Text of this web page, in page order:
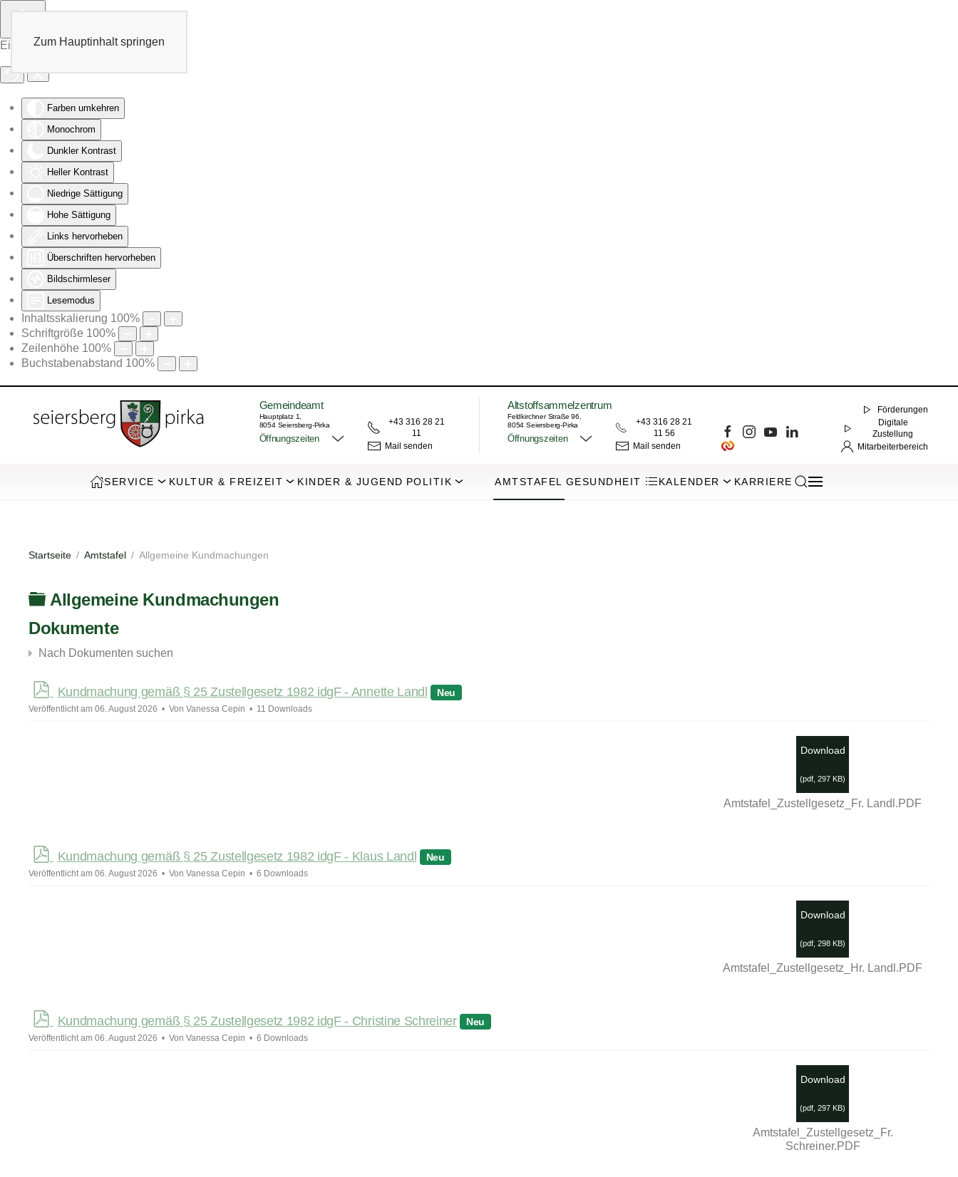
Eingabehilfen öffnen
Farben umkehren
Monochrom
Dunkler Kontrast
Heller Kontrast
Niedrige Sättigung
Hohe Sättigung
Links hervorheben
Überschriften hervorheben
Bildschirmleser
Lesemodus
Inhaltsskalierung 100%
Schriftgröße 100%
Zeilenhöhe 100%
Buchstabenabstand 100%
Zum Hauptinhalt springen
Gemeindeamt
Hauptplatz 1,
8054 Seiersberg-Pirka
Öffnungszeiten
+43 316 28 21
11
Mail senden
Altstoffsammelzentrum
Feldkirchner Straße 96,
8054 Seiersberg-Pirka
Öffnungszeiten
+43 316 28 21
11 56
Mail senden
Förderungen
Digitale
Zustellung
Mitarbeiterbereich
SERVICE KULTUR & FREIZEIT KINDER & JUGEND POLITIK AMTSTAFEL GESUNDHEIT KALENDER KARRIERE
Startseite Amtstafel Allgemeine Kundmachungen
Ordner
Allgemeine Kundmachungen
Dokumente
Nach Dokumenten suchen
p
d
Kundmachung gemäß § 25 Zustellgesetz 1982 idgF - Annette Landl Neu
Veröffentlicht am 06. August 2026 Von Vanessa Cepin 11 Downloads
Download
(pdf, 297 KB)
Amtstafel_Zustellgesetz_Fr. Landl.PDF
p
d
Kundmachung gemäß § 25 Zustellgesetz 1982 idgF - Klaus Landl Neu
Veröffentlicht am 06. August 2026 Von Vanessa Cepin 6 Downloads
Download
(pdf, 298 KB)
Amtstafel_Zustellgesetz_Hr. Landl.PDF
p
d
Kundmachung gemäß § 25 Zustellgesetz 1982 idgF - Christine Schreiner Neu
Veröffentlicht am 06. August 2026 Von Vanessa Cepin 6 Downloads
Download
(pdf, 297 KB)
Amtstafel_Zustellgesetz_Fr.
Schreiner.PDF